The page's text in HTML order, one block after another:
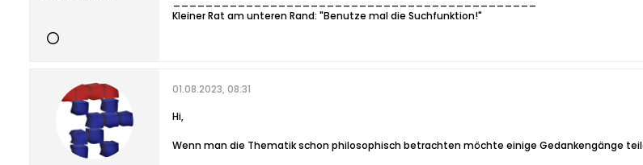
Kleiner Rat am unteren Rand: "Benutze mal die Suchfunktion!"
01.08.2023, 08:31
Hi,
Wenn man die Thematik schon philosophisch betrachten möchte einige Gedankengänge